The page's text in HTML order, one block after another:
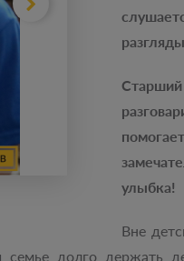
улыбка!
Вне
долго держать